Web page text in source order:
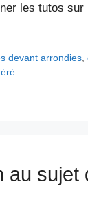
les tutos sur
devant arrondies ,
au sujet